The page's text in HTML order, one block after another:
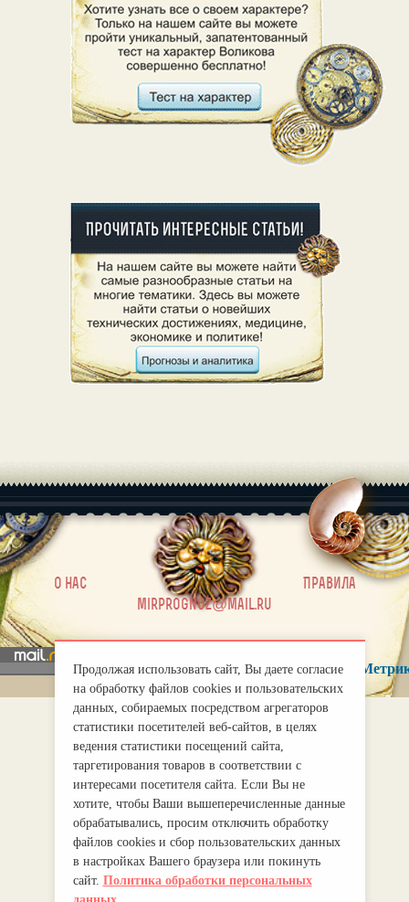
О нас |
Правила
mirprognoz@mail.ru
Продолжая использовать сайт, Вы даете согласие
на обработку файлов cookies и пользовательских
данных, собираемых посредством агрегаторов
статистики посетителей веб-сайтов, в целях
ведения статистики посещений сайта,
таргетирования товаров в соответствии с
интересами посетителя сайта. Если Вы не
хотите, чтобы Ваши вышеперечисленные данные
обрабатывались, просим отключить обработку
файлов cookies и сбор пользовательских данных
в настройках Вашего браузера или покинуть
сайт. Политика обработки персональных